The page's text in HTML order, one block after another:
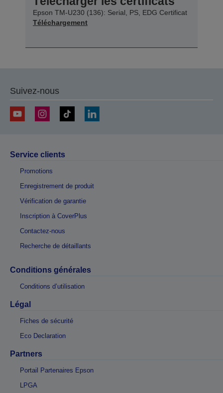
Epson TM-U230 (136): Serial, PS, EDG Certificat
Téléchargement
Suivez-nous
Service clients
Promotions
Enregistrement de produit
Vérification de garantie
Inscription à CoverPlus
Contactez-nous
Recherche de détaillants
Conditions générales
Conditions d’utilisation
Légal
Fiches de sécurité
Eco Declaration
Partners
Portail Partenaires Epson
LPGA